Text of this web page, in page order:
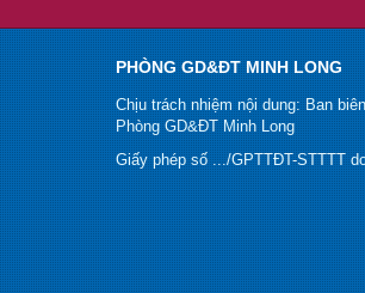
PHÒNG GD&ĐT MINH LONG
Chịu trách nhiệm nội dung: Ban
Phòng GD&ĐT Minh Long
Giấy phép số .../GPTTĐT-STTTT